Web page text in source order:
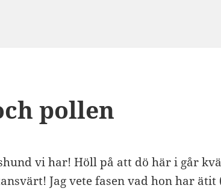
pollen
vi har! Höll på att dö här i går
Jag vete fasen vad hon har